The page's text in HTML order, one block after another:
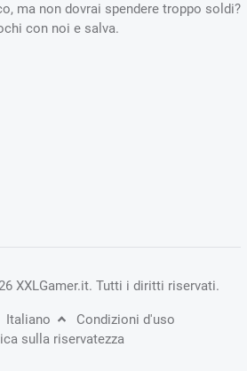
ma non dovrai spendere troppo soldi?
con noi e salva.
XXLGamer.it. Tutti i diritti riservati.
Italiano
Condizioni d'uso
sulla riservatezza